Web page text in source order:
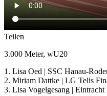
Teilen
3.000 Meter, wU20
1. Lisa Oed | SSC Hanau-
2. Miriam Dattke | LG Telis
3. Lisa Vogelgesang |